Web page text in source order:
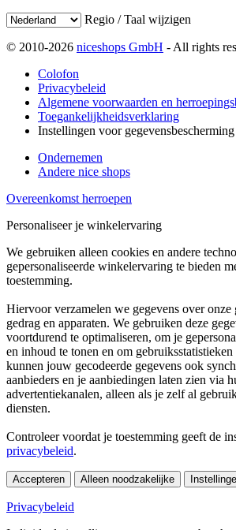
Regio / Taal wijzigen
© 2010-2026 niceshops GmbH - All rights
Colofon
Privacybeleid
Algemene voorwaarden en
Toegankelijkheidsverklaring
Instellingen voor gegevensbescherming
Ondernemen
Andere nice shops
Overeenkomst herroepen
Personaliseer je winkelervaring
We gebruiken alleen cookies en andere
gepersonaliseerde winkelervaring te bieden
toestemming.
Hiervoor verzamelen we gegevens over onze
gedrag en apparaten. We gebruiken deze
voortdurend te optimaliseren, om je
en inhoud te tonen en om gebruiksstatistieken
kunnen jouw gecodeerde gegevens ook
aanbieders en je aanbiedingen laten zien via
advertentiekanalen, alleen als je zelf al
diensten.
Controleer voordat je toestemming geeft de
privacybeleid.
Accepteren Alleen noodzakelijke
Privacybeleid